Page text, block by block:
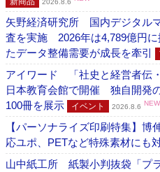
2026.8.6
矢野経済研究所 国内デジタル
査を実施 2026年は4,789億円
たデータ整備需要が成長を牽引
アイワード 「社史と経営者伝
日本教育会館で開催 独自開発
100冊を展示
イベント 2026.8.6 NEW
【パーソナライズ印刷特集】
応ユポ、PETなど特殊素材にも
山中紙工所 紙製小判抜袋「プ